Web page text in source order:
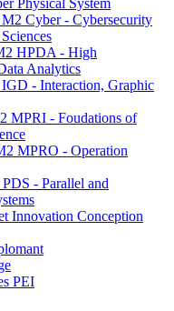
Physical System
Cyber - Cybersecurity
HPDA - High
Analytics
- Interaction, Graphic
MPRI - Foudations of
MPRO - Operation
- Parallel and
Innovation Conception
PEI